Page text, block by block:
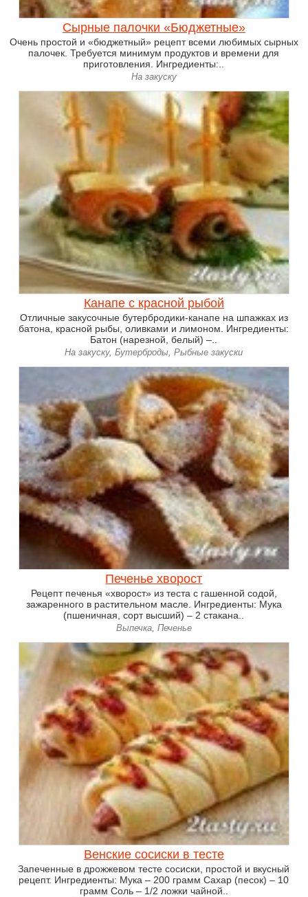
Сырные палочки «Бюджетные»
Очень простой и «бюджетный» рецепт всеми любимых сырных
палочек. Требуется минимум продуктов и времени для
приготовления. Ингредиенты:..
На закуску
Канапе с красной рыбой
Отличные закусочные бутербродики-канапе на шпажках из
батона, красной рыбы, оливками и лимоном. Ингредиенты:
Батон (нарезной, белый) –..
На закуску, Бутерброды, Рыбные закуски
Печенье хворост
Рецепт печенья «хворост» из теста с гашенной содой,
зажаренного в растительном масле. Ингредиенты: Мука
(пшеничная, сорт высший) – 2 стакана..
Выпечка, Печенье
Венские сосиски в тесте
Запеченные в дрожжевом тесте сосиски, простой и вкусный
рецепт. Ингредиенты: Мука – 200 грамм Сахар (песок) – 10
грамм Соль – 1/2 ложки чайной..